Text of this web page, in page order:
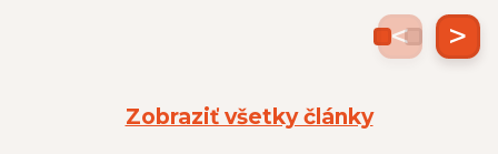
Zobraziť všetky články
< >